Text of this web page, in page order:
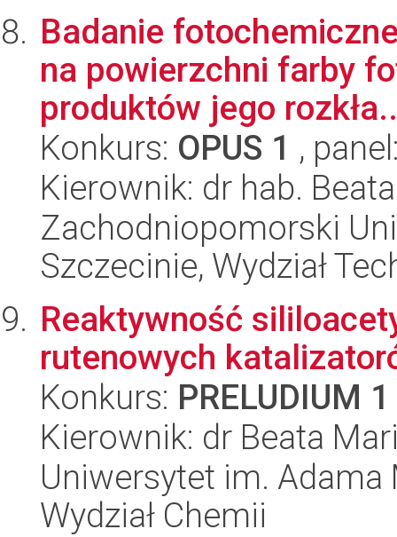
Badanie
na powierzchni farby
produktów jego
Konkurs: OPUS 1 ,
Kierownik: dr hab.
Zachodniopomorski
Szczecinie, Wydział
Reaktywność
rutenowych
Konkurs: PRELUDIUM 1
Kierownik: dr Beata
Uniwersytet im.
Wydział Chemii